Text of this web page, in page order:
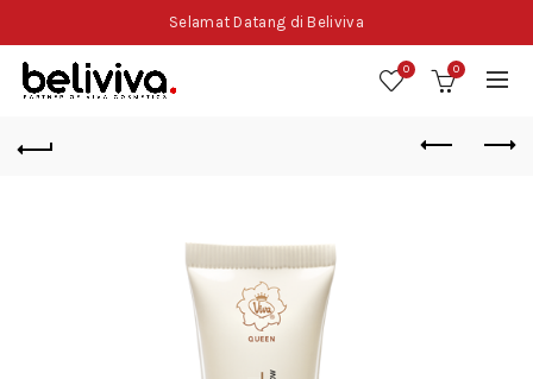
Selamat Datang di Beliviva
0 0